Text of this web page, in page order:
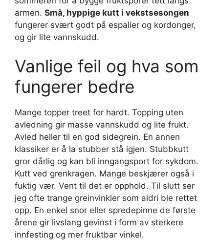
armen. Små, hyppige kutt i vekstsesongen
fungerer svært godt på espalier og kordonger,
og gir lite vannskudd.
Vanlige feil og hva som
fungerer bedre
Mange topper treet for hardt. Topping uten
avledning gir masse vannskudd og lite frukt.
Avled heller til en god sidegrein. En annen
klassiker er å la stubber stå igjen. Stubbkutt
gror dårlig og kan bli inngangsport for sykdom.
Kutt ved grenkragen. Mange beskjærer også i
fuktig vær. Vent til det er opphold. Til slutt ser
jeg ofte trange greinvinkler som aldri ble rettet
opp. En enkel snor eller spredepinne de første
årene gir livslang gevinst i form av sterkere
innfesting og mer fruktbar vinkel.